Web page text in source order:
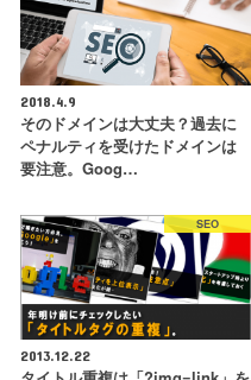
2018.4.9
そのドメインは大丈夫？過去に
ペナルティを受けたドメインは
要注意。Goog…
SEO
2013.12.22